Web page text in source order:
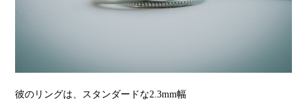
彼のリングは、スタンダードな2.3mm幅